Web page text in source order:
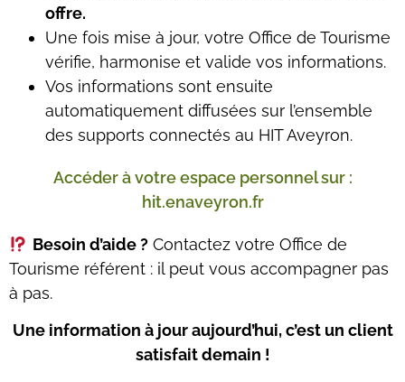
offre.
Une fois mise à jour, votre Office de Tourisme
vérifie, harmonise et valide vos informations.
Vos informations sont ensuite
automatiquement diffusées sur l’ensemble
des supports connectés au HIT Aveyron.
Accéder à votre espace personnel sur :
hit.enaveyron.fr
Besoin d’aide ?Contactez votre Office de
Tourisme référent : il peut vous accompagner pas
à pas.
Une information à jour aujourd’hui, c’est un client
satisfait demain !